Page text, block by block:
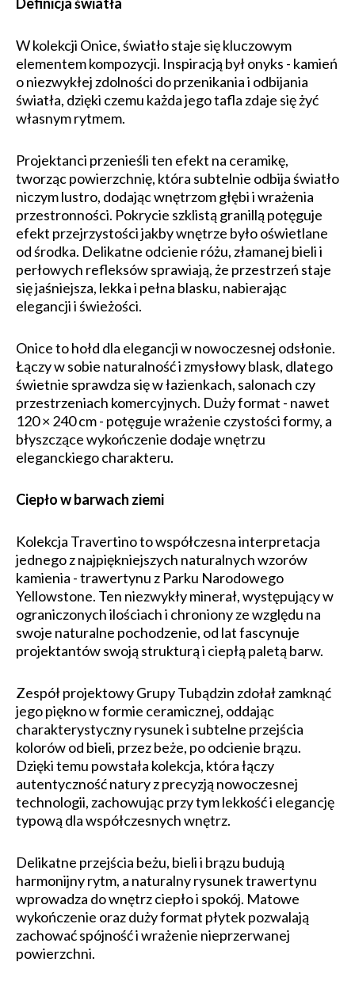
W kolekcji Onice, światło staje się kluczowym
elementem kompozycji. Inspiracją był onyks - kamień
o niezwykłej zdolności do przenikania i odbijania
światła, dzięki czemu każda jego tafla zdaje się żyć
własnym rytmem.
Projektanci przenieśli ten efekt na ceramikę,
tworząc powierzchnię, która subtelnie odbija światło
niczym lustro, dodając wnętrzom głębi i wrażenia
przestronności. Pokrycie szklistą granillą potęguje
efekt przejrzystości jakby wnętrze było oświetlane
od środka. Delikatne odcienie różu, złamanej bieli i
perłowych refleksów sprawiają, że przestrzeń staje
się jaśniejsza, lekka i pełna blasku, nabierając
elegancji i świeżości.
Onice to hołd dla elegancji w nowoczesnej odsłonie.
Łączy w sobie naturalność i zmysłowy blask, dlatego
świetnie sprawdza się w łazienkach, salonach czy
przestrzeniach komercyjnych. Duży format - nawet
120 × 240 cm - potęguje wrażenie czystości formy, a
błyszczące wykończenie dodaje wnętrzu
eleganckiego charakteru.
Ciepło w barwach ziemi
Kolekcja Travertino to współczesna interpretacja
jednego z najpiękniejszych naturalnych wzorów
kamienia - trawertynu z Parku Narodowego
Yellowstone. Ten niezwykły minerał, występujący w
ograniczonych ilościach i chroniony ze względu na
swoje naturalne pochodzenie, od lat fascynuje
projektantów swoją strukturą i ciepłą paletą barw.
Zespół projektowy Grupy Tubądzin zdołał zamknąć
jego piękno w formie ceramicznej, oddając
charakterystyczny rysunek i subtelne przejścia
kolorów od bieli, przez beże, po odcienie brązu.
Dzięki temu powstała kolekcja, która łączy
autentyczność natury z precyzją nowoczesnej
technologii, zachowując przy tym lekkość i elegancję
typową dla współczesnych wnętrz.
Delikatne przejścia beżu, bieli i brązu budują
harmonijny rytm, a naturalny rysunek trawertynu
wprowadza do wnętrz ciepło i spokój. Matowe
wykończenie oraz duży format płytek pozwalają
zachować spójność i wrażenie nieprzerwanej
powierzchni.